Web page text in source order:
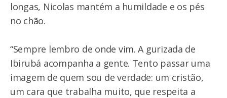
longas, Nicolas mantém a humildade e os pés
no chão.
“Sempre lembro de onde vim. A gurizada de
Ibirubá acompanha a gente. Tento passar uma
imagem de quem sou de verdade: um cristão,
um cara que trabalha muito, que respeita a